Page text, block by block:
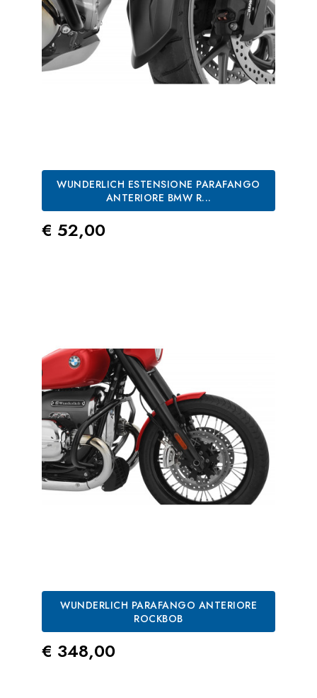
WUNDERLICH ESTENSIONE PARAFANGO
ANTERIORE BMW R...
Prezzo
€ 52,00
WUNDERLICH PARAFANGO ANTERIORE
ROCKBOB
Prezzo
€ 348,00